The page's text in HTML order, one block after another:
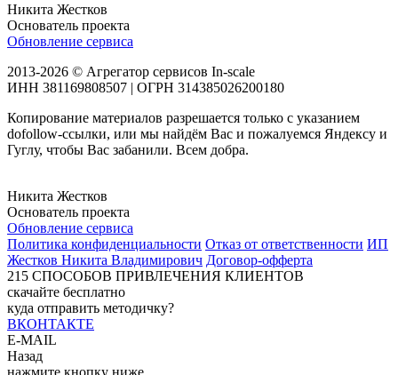
Никита Жестков
Основатель проекта
Обновление сервиса
2013-2026 © Агрегатор сервисов In-scale
ИНН 381169808507 | ОГРН 314385026200180
Копирование материалов разрешается только с указанием
dofollow-ссылки, или мы найдём Вас и пожалуемся Яндексу и
Гуглу, чтобы Вас забанили. Всем добра.
Никита Жестков
Основатель проекта
Обновление сервиса
Политика конфиденциальности Отказ от ответственности ИП
Жестков Никита Владимирович Договор-офферта
215 СПОСОБОВ ПРИВЛЕЧЕНИЯ КЛИЕНТОВ
скачайте бесплатно
куда отправить методичку?
ВКОНТАКТЕ
E-MAIL
Назад
нажмите кнопку ниже